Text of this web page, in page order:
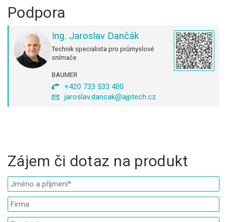
Podpora
Ing. Jaroslav Dančák
Technik specialista pro průmyslové
snímače
BAUMER
+420 733 533 400
jaroslav.dancak@ajptech.cz
Zájem či dotaz na produkt